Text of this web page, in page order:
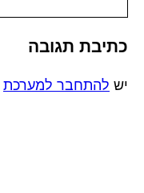
כתיבת תגובה
יש להתחבר למערכת